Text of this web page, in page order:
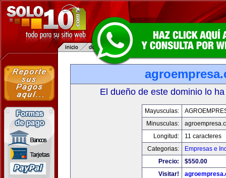
El dueño de este dominio lo
Mayusculas:
Minusculas:
Longitud:
11 caracteres
Categorias:
Empresas e
Precio:
$550.00
Visitar!